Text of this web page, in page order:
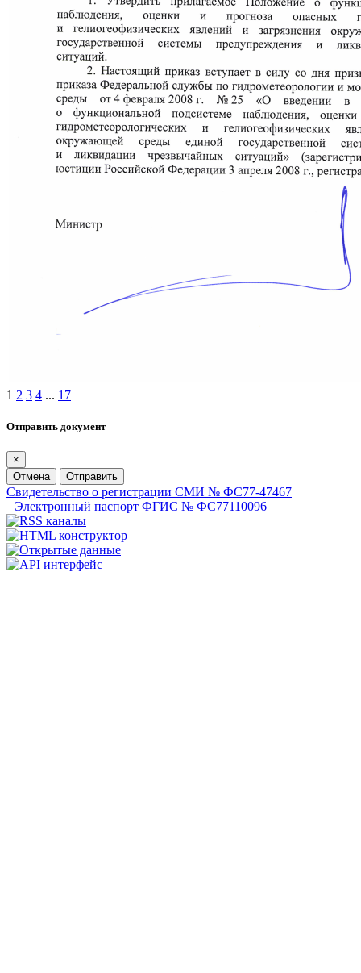
1 2 3 4 ... 17
Отправить документ
×
Отмена
Отправить
Свидетельство о регистрации СМИ № ФС77-47467
Электронный паспорт ФГИС № ФС77110096